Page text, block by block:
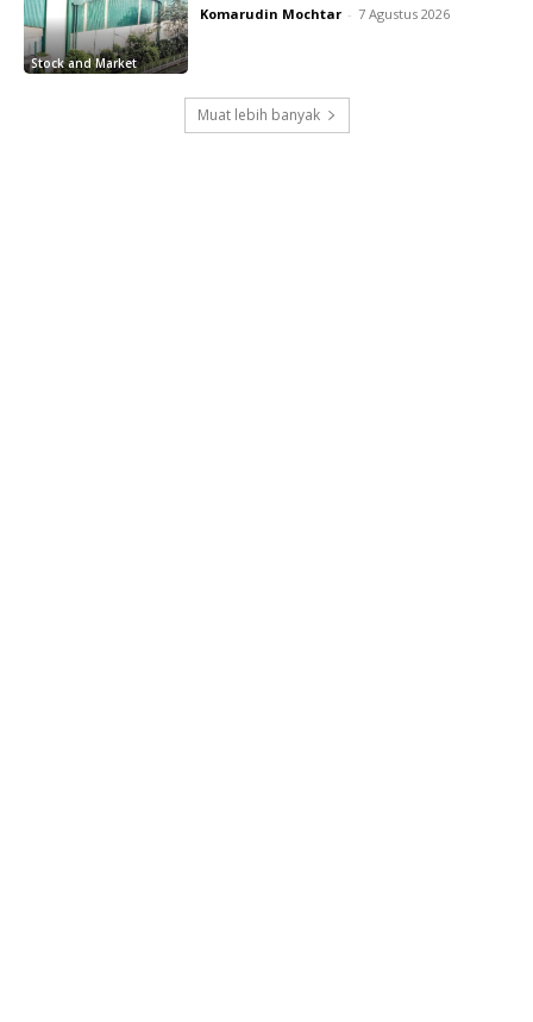
Stock and Market
Komarudin Mochtar - 7 Agustus 2026
Muat lebih banyak